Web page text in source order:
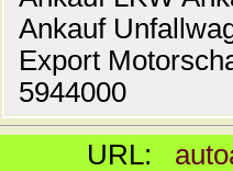
Ankauf
Export
5944000
URL: